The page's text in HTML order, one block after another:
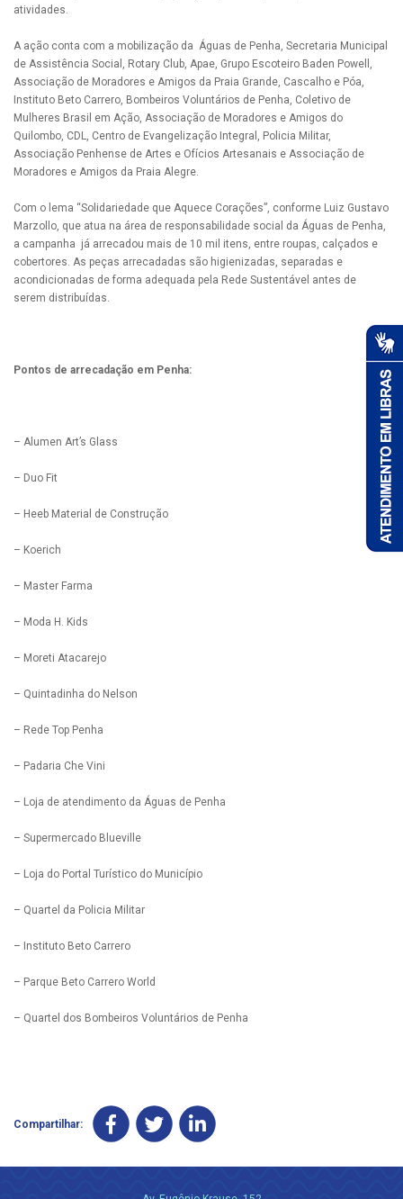
atividades.
A ação conta com a mobilização da Águas de Penha, Secretaria Municipal
de Assistência Social, Rotary Club, Apae, Grupo Escoteiro Baden Powell,
Associação de Moradores e Amigos da Praia Grande, Cascalho e Póa,
Instituto Beto Carrero, Bombeiros Voluntários de Penha, Coletivo de
Mulheres Brasil em Ação, Associação de Moradores e Amigos do
Quilombo, CDL, Centro de Evangelização Integral, Policia Militar,
Associação Penhense de Artes e Ofícios Artesanais e Associação de
Moradores e Amigos da Praia Alegre.
Com o lema “Solidariedade que Aquece Corações”, conforme Luiz Gustavo
Marzollo, que atua na área de responsabilidade social da Águas de Penha,
a campanha já arrecadou mais de 10 mil itens, entre roupas, calçados e
cobertores. As peças arrecadadas são higienizadas, separadas e
acondicionadas de forma adequada pela Rede Sustentável antes de
serem distribuídas.
Pontos de arrecadação em Penha:
– Alumen Art’s Glass
– Duo Fit
– Heeb Material de Construção
– Koerich
– Master Farma
– Moda H. Kids
– Moreti Atacarejo
– Quintadinha do Nelson
– Rede Top Penha
– Padaria Che Vini
– Loja de atendimento da Águas de Penha
– Supermercado Blueville
– Loja do Portal Turístico do Município
– Quartel da Policia Militar
– Instituto Beto Carrero
– Parque Beto Carrero World
– Quartel dos Bombeiros Voluntários de Penha
Compartilhar: